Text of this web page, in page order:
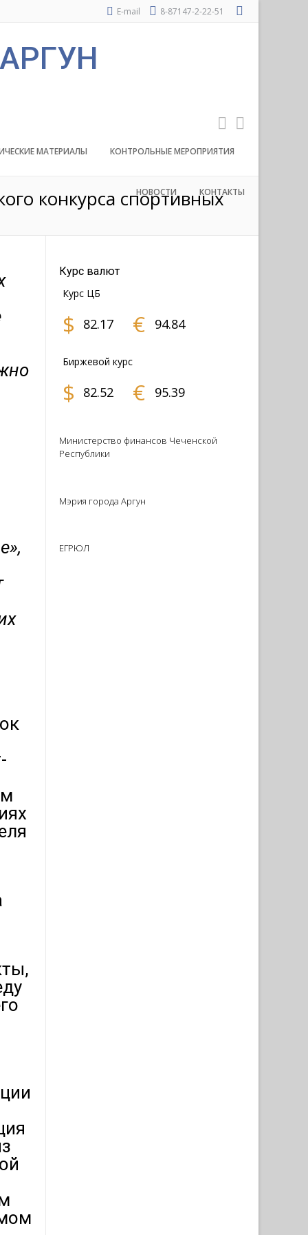
E-mail 8-87147-2-22-51
МАТЕРИАЛЫ КОНТРОЛЬНЫЕ МЕРОПРИЯТИЯ
НОВОСТИ КОНТАКТЫ
конкурса спортивных
Курс валют
Курс ЦБ
$ 82.17 € 94.84
Биржевой курс
$ 82.52 € 95.39
Министерство финансов Чеченской
Республики
Мэрия города Аргун
ЕГРЮЛ